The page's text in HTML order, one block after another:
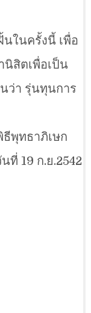
นในครั้งนี้ เพื่อ
สิตเพื่อเป็น
ว่า รุ่นทุนการ
พุทธาภิเษก
ที่ 19 ก.ย.2542